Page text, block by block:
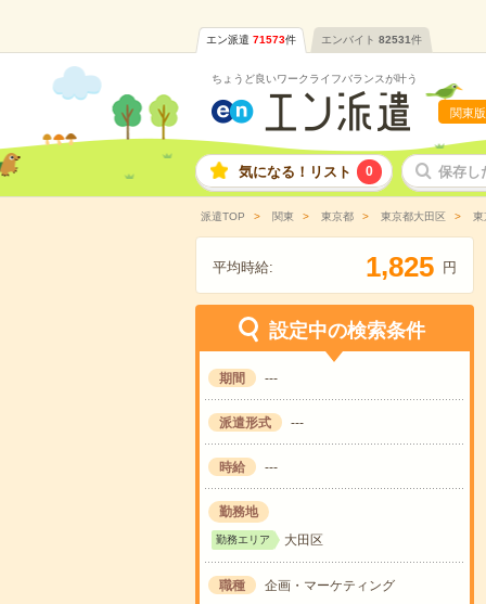
エン派遣 71573件 エンバイト 82531件
ちょうど良いワークライフバランスが叶う
関東版
気になる！リスト 0 保存し
派遣TOP 関東 東京都 東京都大田区 東
平均時給: 1,825 円
設定中の検索条件
期間 ---
派遣形式 ---
時給 ---
勤務地
勤務エリア 大田区
職種 企画・マーケティング